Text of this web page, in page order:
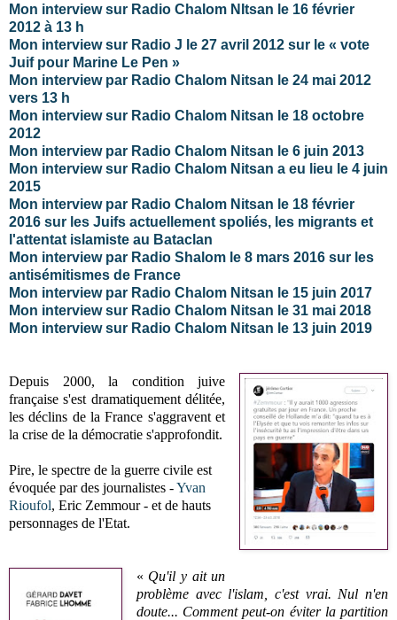
Mon interview sur Radio Chalom NItsan le 16 février
2012 à 13 h
Mon interview sur Radio J le 27 avril 2012 sur le « vote
Juif pour Marine Le Pen »
Mon interview par Radio Chalom Nitsan le 24 mai 2012
vers 13 h
Mon interview sur Radio Chalom Nitsan le 18 octobre
2012
Mon interview par Radio Chalom Nitsan le 6 juin 2013
Mon interview sur Radio Chalom Nitsan a eu lieu le 4 juin
2015
Mon interview par Radio Chalom Nitsan le 18 février
2016 sur les Juifs actuellement spoliés, les migrants et
l'attentat islamiste au Bataclan
Mon interview par Radio Shalom le 8 mars 2016 sur les
antisémitismes de France
Mon interview par Radio Chalom Nitsan le 15 juin 2017
Mon interview sur Radio Chalom Nitsan le 31 mai 2018
Mon interview sur Radio Chalom Nitsan le 13 juin 2019
Depuis 2000, la condition juive
française s'est dramatiquement délitée,
les déclins de la France s'aggravent et
la crise de la démocratie s'approfondit.
Pire, le spectre de la guerre civile est
évoquée par des journalistes -Yvan
Rioufol, Eric Zemmour - et de hauts
personnages de l'Etat.
« Qu'il y ait un
problème avec l'islam, c'est vrai. Nul n'en
doute... Comment peut-on éviter la partition